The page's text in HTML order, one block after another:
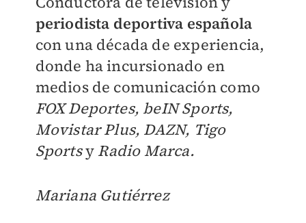
periodista deportiva española
con una década de experiencia,
donde ha incursionado en
medios de comunicación como
FOX Deportes, beIN Sports,
Movistar Plus, DAZN, Tigo
Sportsy Radio Marca.
Mariana Gutiérrez